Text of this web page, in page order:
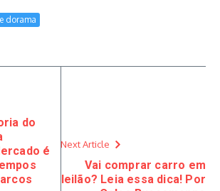
dorama
do
é
Next Article
Vai comprar carro em
leilão? Leia essa dica! Por